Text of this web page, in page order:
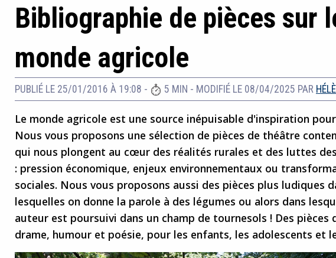
Bibliographie de pièces sur
monde agricole
PUBLIÉ LE 25/01/2016 À 19:08 - 5 MIN - MODIFIÉ LE 08/04/2025 PAR
Le monde agricole est une source inépuisable d'inspiration
Nous vous proposons une sélection de pièces de théâtre
qui nous plongent au cœur des réalités rurales et des luttes
: pression économique, enjeux environnementaux ou
sociales. Nous vous proposons aussi des pièces plus ludiques
lesquelles on donne la parole à des légumes ou alors dans
auteur est poursuivi dans un champ de tournesols ! Des pièces
drame, humour et poésie, pour les enfants, les adolescents et